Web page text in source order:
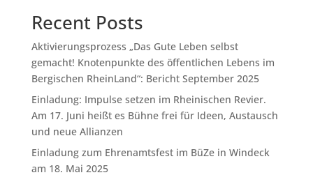
Recent Posts
Aktivierungsprozess „Das Gute Leben selbst
gemacht! Knotenpunkte des öffentlichen Lebens im
Bergischen RheinLand“: Bericht September 2025
Einladung: Impulse setzen im Rheinischen Revier.
Am 17. Juni heißt es Bühne frei für Ideen, Austausch
und neue Allianzen
Einladung zum Ehrenamtsfest im BüZe in Windeck
am 18. Mai 2025